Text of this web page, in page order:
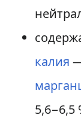
калия
5,6−6,5